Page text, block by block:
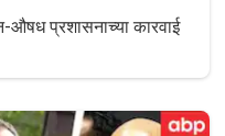
प्रशासनाच्या कारवाई